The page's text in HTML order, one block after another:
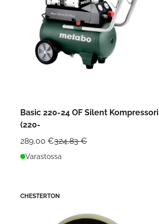
Basic 220-24 OF Silent Kompressori
(220-
289,00 €324,83 €
Varastossa
CHESTERTON